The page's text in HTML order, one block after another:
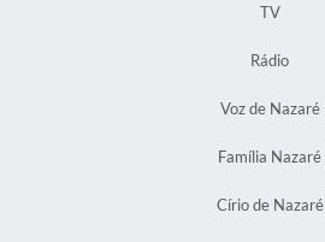
TV
Rádio
Voz de Nazaré
Família Nazaré
Círio de Nazaré